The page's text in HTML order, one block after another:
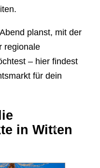
planst, mit der
regionale
– hier findest
für dein
in Witten
❄